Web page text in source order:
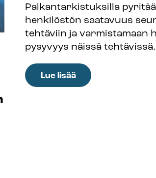
Palkantarkistuksilla
henkilöstön saatavuus
tehtäviin ja varmistamaan
pysyvyys näissä tehtävissä.
Lue lisää:
Kirkon